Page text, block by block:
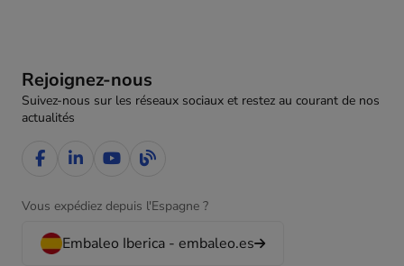
Rejoignez-nous
Suivez-nous sur les réseaux sociaux et restez au courant de nos
actualités
Vous expédiez depuis l'Espagne ?
Embaleo Iberica - embaleo.es